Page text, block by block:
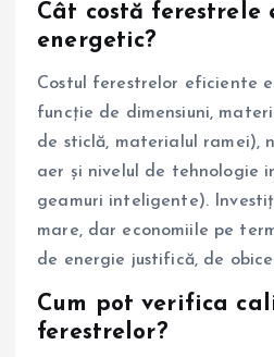
Cât costă ferestrele
energetic?
Costul ferestrelor eficiente
funcție de dimensiuni,
de sticlă, materialul ramei),
aer și nivelul de tehnologie
geamuri inteligente).
mare, dar economiile pe
de energie justifică, de
Cum pot verifica
ferestrelor?